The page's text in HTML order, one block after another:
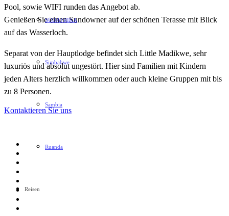
SÜDAFRIKA
Simbabwe
Sambia
Ruanda
Reisen
Pool, sowie WIFI runden das Angebot ab.
Genießen Sie einen Sundowner auf der schönen Terasse mit Blick
auf das Wasserloch.
Separat von der Hauptlodge befindet sich Little Madikwe, sehr
luxuriös und absolut ungestört. Hier sind Familien mit Kindern
jeden Alters herzlich willkommen oder auch kleine Gruppen mit bis
zu 8 Personen.
Kontaktieren Sie uns